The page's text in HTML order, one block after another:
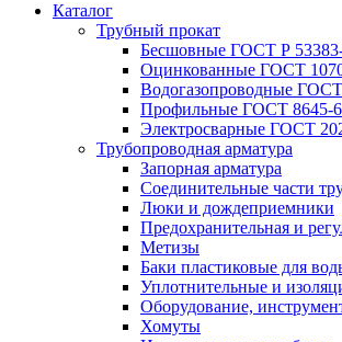
Каталог
Трубный прокат
Беcшовные ГОСТ Р
Оцинкованные ГОСТ
Водогазопроводные
Профильные ГОСТ 8645-
Электросварные ГОСТ
Трубопроводная арматура
Запорная арматура
Соединительные части
Люки и дождеприемники
Предохранительная и
Метизы
Баки пластиковые для
Уплотнительные и
Оборудование,
Хомуты